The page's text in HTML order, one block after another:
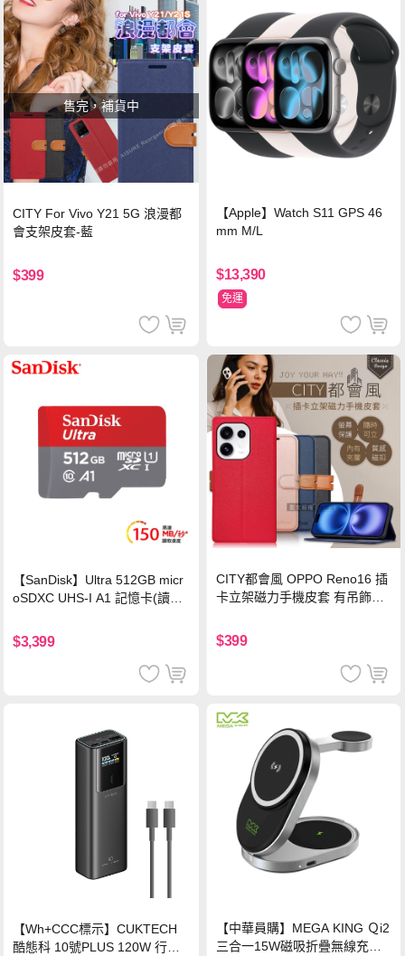
售完，補貨中
CITY For Vivo Y21 5G 浪漫都
會支架皮套-藍
$399
【Apple】Watch S11 GPS 46
mm M/L
$13,390
免運
【SanDisk】Ultra 512GB micr
oSDXC UHS-I A1 記憶卡(讀取
$3,399
CITY都會風 OPPO Reno16 插
卡立架磁力手機皮套 有吊飾孔
$399
【Wh+CCC標示】CUKTECH
酷態科 10號PLUS 120W 行動
【中華員購】MEGA KING Ｑi2
三合一15W磁吸折疊無線充電